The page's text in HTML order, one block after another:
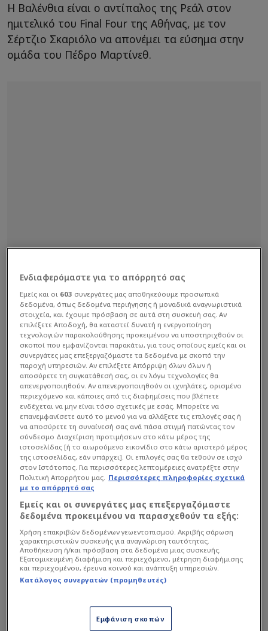
Η Βαλένθια είναι ο αντίπαλος της Ρεάλ στον
ημιτελικό του Final Four της Αθήνας, με τον
Σέρτζιο Σκαριόλο να απονέμει τα εύσημα στην
ομάδα του Πέδρο Μαρτίνεθ.
Έχουμε μεγάλο σεβασμό για τον αντίπαλό μας,
και ειδικά για τον Πέδρο Μαρτίνεθ. Τον είδαμε σε
άριστη φόρμα, να συντρίβει τον Παναθηναϊκό
αφού επέστρεψε από το 0-2. Ένα πολύ υψηλό
επίπεδο παιχνιδιού και τεχνικής δεξιότητας, με
έναν σπουδαίο παίκτη όπως ο Μοντέρο που
αναδείχθηκε MVP των play off. Ξέρουμε ότι είναι
ένας πολύ δύσκολος αντίπαλος, αλλά γνωρίζουμε καλά
τους ανταγωνιστούμε», είπε ο κόουτς της
Ενδιαφερόμαστε για το απόρρητό σας
Εμείς και οι 603 συνεργάτες μας αποθηκεύουμε προσωπικά
δεδομένα, όπως δεδομένα περιήγησης ή μοναδικά αναγνωριστικά
στοιχεία, και έχουμε πρόσβαση σε αυτά στη συσκευή σας. Αν
επιλέξετε Αποδοχή, θα καταστεί δυνατή η ενεργοποίηση
τεχνολογιών παρακολούθησης προκειμένου να υποστηριχθούν οι
σκοποί που εμφανίζονται παρακάτω, για τους οποίους εμείς και οι
συνεργάτες μας επεξεργαζόμαστε τα δεδομένα με σκοπό την
παροχή υπηρεσιών. Αν επιλέξετε Απόρριψη όλων όλων ή
αποσύρετε τη συγκατάθεσή σας, οι εν λόγω τεχνολογίες θα
απενεργοποιηθούν. Αν απενεργοποιηθούν οι ιχνηλάτες, ορισμένο
περιεχόμενο και κάποιες από τις διαφημίσεις που βλέπετε
ενδέχεται να μην είναι τόσο σχετικές με εσάς. Μπορείτε να
επανεμφανίσετε αυτό το μενού για να αλλάξετε τις επιλογές σας ή
να αποσύρετε τη συναίνεσή σας ανά πάσα στιγμή πατώντας τον
σύνδεσμο Διαχείριση προτιμήσεων στο κάτω μέρος της
ιστοσελίδας [ή το αιωρούμενο εικονίδιο στο κάτω αριστερό μέρος
της ιστοσελίδας, εάν υπάρχει]. Οι επιλογές σας θα τεθούν σε ισχύ
στον Ιστότοπος. Για περισσότερες λεπτομέρειες ανατρέξτε στην
Πολιτική Απορρήτου μας. Περισσότερες πληροφορίες σχετικά
με το απόρρητό σας
Εμείς και οι συνεργάτες μας επεξεργαζόμαστε
δεδομένα προκειμένου να παρασχεθούν τα εξής:
Χρήση επακριβών δεδομένων γεωεντοπισμού. Ακριβής σάρωση
χαρακτηριστικών συσκευής για αναγνώριση ταυτότητας.
Αποθήκευση ή/και πρόσβαση στα δεδομένα μιας συσκευής.
Εξατομικευμένη διαφήμιση και περιεχόμενο, μέτρηση διαφήμισης
και περιεχομένου, έρευνα κοινού και ανάπτυξη υπηρεσιών.
Κατάλογος συνεργατών (προμηθευτές)
Εμφάνιση σκοπών